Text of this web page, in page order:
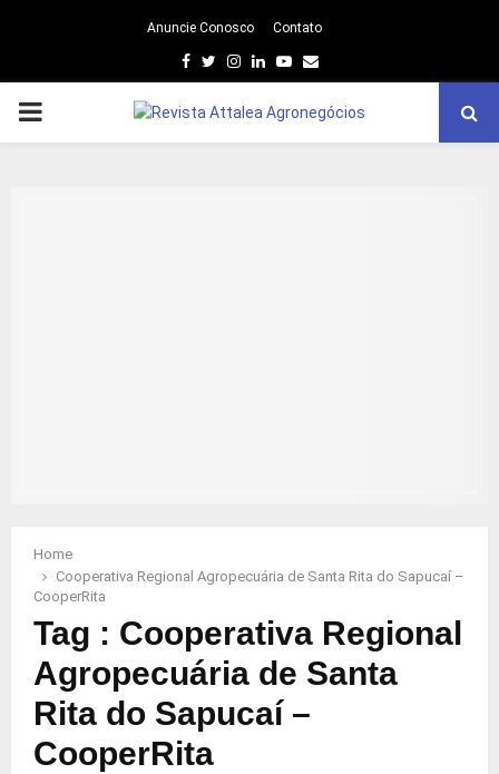
Anuncie Conosco Contato
Facebook
TwitterInstagram
LinkedinYoutube
Email
PRIMARY
Home
Cooperativa Regional Agropecuária de Santa Rita do Sapucaí –
CooperRita
Tag : Cooperativa Regional
Agropecuária de Santa
Rita do Sapucaí –
CooperRita